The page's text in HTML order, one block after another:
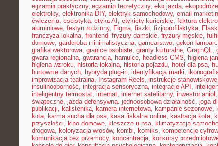
egzamin praktyczny, egzamin teoretyczny, eko jazda, ekopodróże
elektrolity, elektronika DIY, elektryk samochodowy, email
ćwiczenia, eseistyka, etyka AI , etykiety kurierskie, faktura
aluminiowe, festyn rodzinny, Figma, fiszki, fizjoprofilaktyka, Flask
franczyza lokalna, frontend, fryzury damskie, fryzury męskie,
domowe, garderoba minimalistyczna, garncarstwo, gekon
grafika wektorowa, granice osobiste, granty kulturalne, GraphQL,
gwara regionalna, gwarancja, hamulce, headless CMS, higiena
higiena wzroku, historia lokalna, historia pojazdu, hotel dla psa,
hurtownie danych, hybryda plug-in, identyfikacja marki,
improwizacja teatralna, Instagram Reels, instrukcje stanowiskowe
insulinooporność, integracja sensoryczna, integracje API ,
inteligentny termostat, internat, internet satelitarny, inwestor anioł
świąteczne, jazda defensywna, jednoosobowa działalność, joga
publikacji, kalistenika, kamera internetowa, kampanie sezonowe,
kota, karma sucha dla psa, kasa fiskalna online, kastracja kota,
przyszłości, kino domowe, kleszcze u psa, klimatyzacja
drogowa, koloryzacja włosów, kombi, komiks, kompetencje
komunikacja bez przemocy, koncentracja, konkursy